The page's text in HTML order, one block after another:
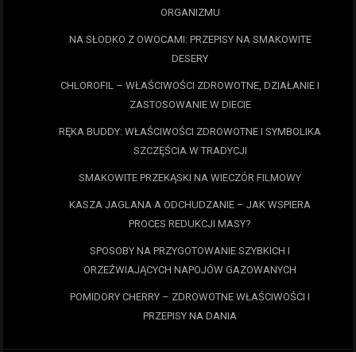
ORGANIZMU
NA SŁODKO Z OWOCAMI: PRZEPISY NA SMAKOWITE
DESERY
CHLOROFIL – WŁAŚCIWOŚCI ZDROWOTNE, DZIAŁANIE I
ZASTOSOWANIE W DIECIE
RĘKA BUDDY: WŁAŚCIWOŚCI ZDROWOTNE I SYMBOLIKA
SZCZĘŚCIA W TRADYCJI
SMAKOWITE PRZEKĄSKI NA WIECZÓR FILMOWY
KASZA JAGLANA A ODCHUDZANIE – JAK WSPIERA
PROCES REDUKCJI MASY?
SPOSOBY NA PRZYGOTOWANIE SZYBKICH I
ORZEŹWIAJĄCYCH NAPOJÓW GAZOWANYCH
POMIDORY CHERRY – ZDROWOTNE WŁAŚCIWOŚCI I
PRZEPISY NA DANIA